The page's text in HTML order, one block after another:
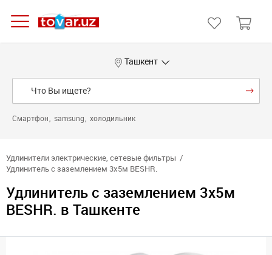
Ташкент
Смартфон samsung холодильник
Удлинители электрические, сетевые фильтры
Удлинитель с заземлением 3х5м BESHR.
Удлинитель с заземлением 3х5м
BESHR. в Ташкенте